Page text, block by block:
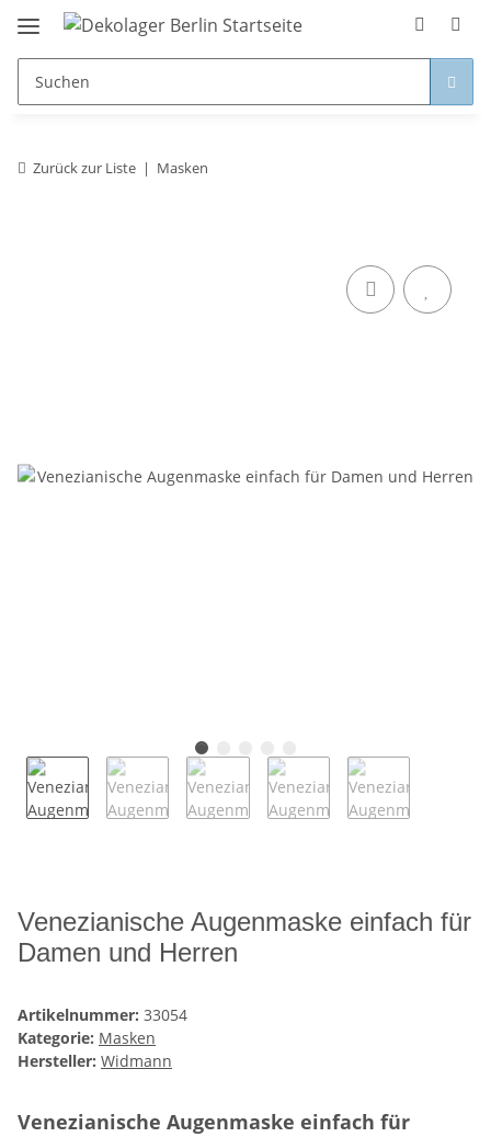
Zurück zur Liste Masken
Venezianische Augenmaske einfach für
Damen und Herren
Artikelnummer: 33054
Kategorie: Masken
Hersteller: Widmann
Venezianische Augenmaske einfach für